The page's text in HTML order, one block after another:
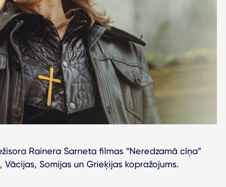
Rainera Sarneta filmas “Neredzamā cīņa”
Somijas un Grieķijas kopražojums.